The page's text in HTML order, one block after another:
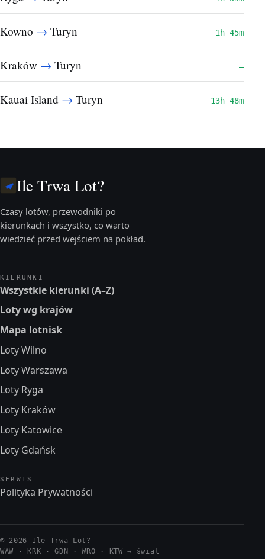
Kowno → Turyn 1h 45m
Kraków → Turyn —
Kauai Island → Turyn 13h 48m
Ile Trwa Lot?
Czasy lotów, przewodniki po
kierunkach i wszystko, co warto
wiedzieć przed wejściem na pokład.
KIERUNKI
Wszystkie kierunki (A–Z)
Loty wg krajów
Mapa lotnisk
Loty Wilno
Loty Warszawa
Loty Ryga
Loty Kraków
Loty Katowice
Loty Gdańsk
SERWIS
Polityka Prywatności
© 2026 Ile Trwa Lot?
WAW · KRK · GDN · WRO · KTW → świat